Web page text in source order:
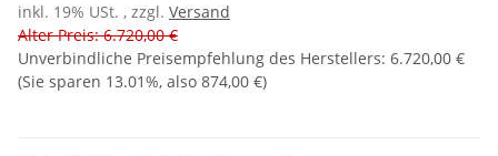
inkl. 19% USt. , zzgl. Versand
Alter Preis: 6.720,00 €
Unverbindliche Preisempfehlung des Herstellers: 6.720,00 €
(Sie sparen 13.01%, also 874,00 €)